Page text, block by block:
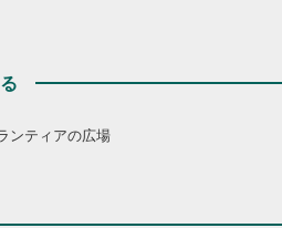
ンティアの広場